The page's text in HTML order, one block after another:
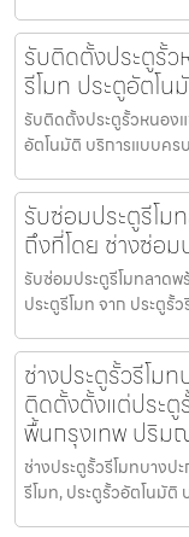
รับติดตั้งประตูรั้
รีโมท ประตูอัตโน
รับติดตั้งประตูรั้วหนอง
อัตโนมัติ บริการแบบคร
รับซ่อมประตูรีโม
ถึงที่โดย ช่างซ่อม
รับซ่อมประตูรีโมทลาด
ประตูรีโมท จาก ประตู
ช่างประตูรั้วรีโม
ติดตั้งตั้งแต่ประตู
พื้นกรุงเทพ ปริม
ช่างประตูรั้วรีโมทบาง
รีโมท, ประตูรั้วอัตโนมั